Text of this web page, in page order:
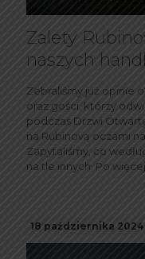
Zalety
naszych
Zebraliśmy już opinie
oraz gości, którzy
podczas Drzwi
na Rubinovą oczami
Zapytaliśmy, co
na tle innych. Po
18 października 2024